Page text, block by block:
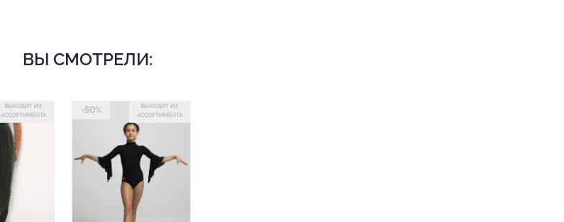
ВЫ СМОТРЕЛИ:
ВЫХОДИТ ИЗ
АССОРТИМЕНТА
ВЫХОДИТ ИЗ
АССОРТИМЕНТА
-50%